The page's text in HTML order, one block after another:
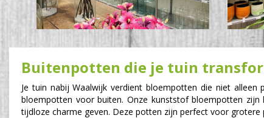
Buitenpotten die je tuin
Je tuin nabij Waalwijk verdient bloempotten die niet
bloempotten voor buiten. Onze kunststof bloempotten
tijdloze charme geven. Deze potten zijn perfect voor grotere